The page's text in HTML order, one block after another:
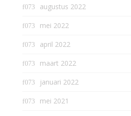
augustus 2022
mei 2022
april 2022
maart 2022
januari 2022
mei 2021